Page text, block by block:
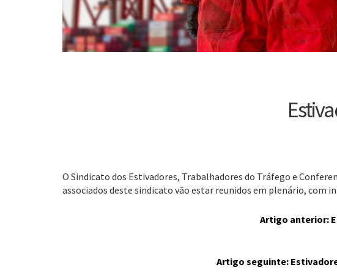
O Sindicato dos Estivadores, Trabalhadores do Tráfego e
associados deste sindicato vão estar reunidos em plenário, com
Artigo anterior:
Artigo seguinte: